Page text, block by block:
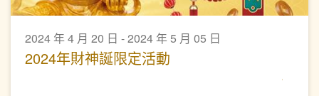
2024 年 4 月 20 日 - 2024 年 5 月 05 日
2024年財神誕限定活動